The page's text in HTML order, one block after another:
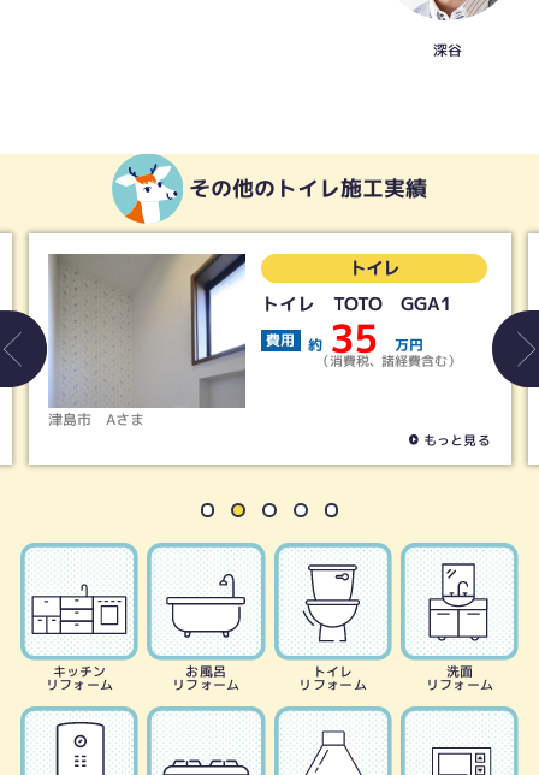
深谷
その他のトイレ施工実績
含む）
春日井市
トイレ
LIXIL／アメージュ便
トイレ＋シャワートイ
費用 約 19 万円
（消費税、諸経費含
キッチン
リフォーム
お風呂
リフォーム
トイレ
リフォーム
洗面
リフォーム